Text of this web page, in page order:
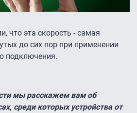
что эта скорость - самая
до сих пор при применении
подключения.
мы расскажем вам об
среди которых устройства от